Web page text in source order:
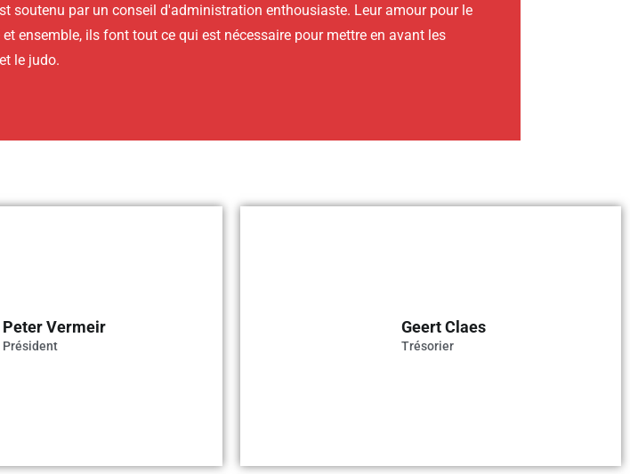
soutenu par un conseil d'administration enthousiaste. Leur amour pour le
ensemble, ils font tout ce qui est nécessaire pour mettre en avant les
le judo.
Peter Vermeir
Président
Geert Claes
Trésorier